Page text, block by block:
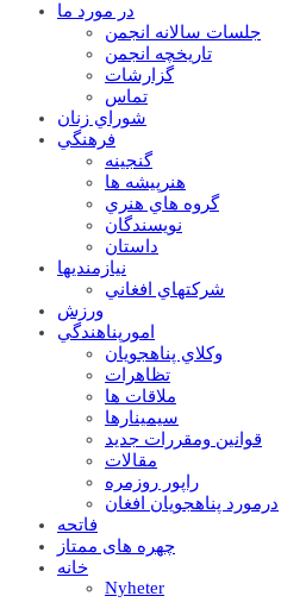
در مورد ما
جلسات سالانه انجمن
تاریخچه انجمن
گزارشات
تماس
شوراي زنان
فرهنگي
گنجينه
هنرپيشه ها
گروه هاي هنري
نويسندگان
داستان
نيازمنديها
شرکتهاي افغاني
ورزش
امورپناهندگي
وکلاي پناهجويان
تظاهرات
ملاقات ها
سيمينارها
قوانين ومقررات جديد
مقالات
راپور روزمره
درمورد پناهجويان افغان
فاتحه
چهره های ممتاز
خانه
Nyheter